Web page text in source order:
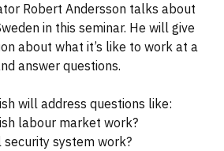
Robert Andersson talks about
in this seminar. He will give
about what it’s like to work at a
answer questions.
will address questions like:
labour market work?
security system work?